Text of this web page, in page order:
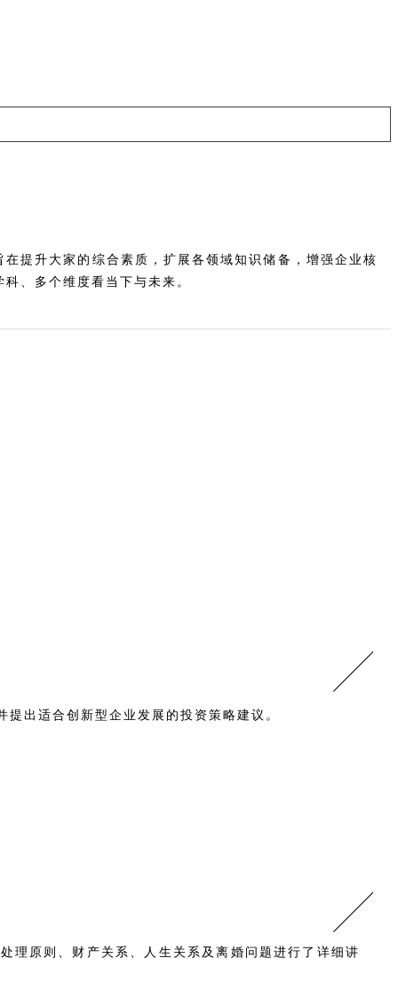
提升大家的综合素质，扩展各领域知识储备，增强企业核
、多个维度看当下与未来。
出适合创新型企业发展的投资策略建议。
理原则、财产关系、人生关系及离婚问题进行了详细讲